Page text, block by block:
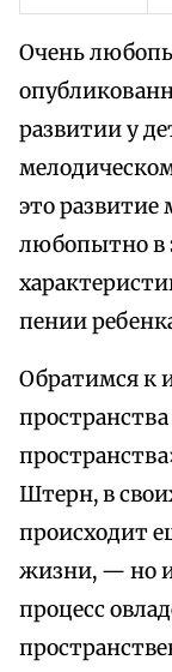
Очень
развитии у
это развитие
любопытно в
пении
Обратимся к
Штерн, в
происходит
жизни, — но и
процесс